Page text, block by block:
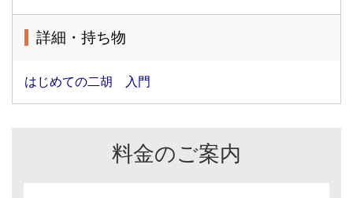
詳細・持ち物
はじめての二胡 入門
料金のご案内